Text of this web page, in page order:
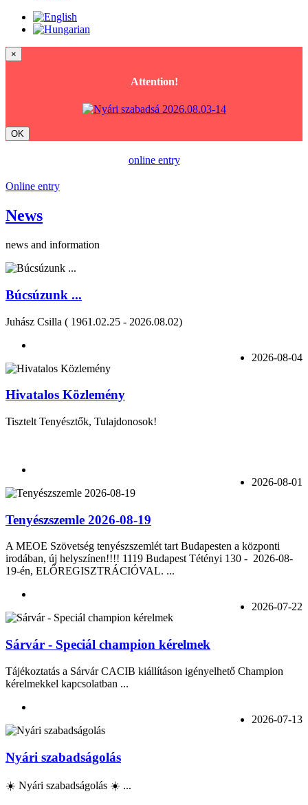
×
Attention!
OK
online entry
Online entry
News
news and information
Búcsúzunk ...
Juhász Csilla ( 1961.02.25 - 2026.08.02)
2026-08-04
Hivatalos Közlemény
Tisztelt Tenyésztők, Tulajdonosok!
2026-08-01
Tenyészszemle 2026-08-19
A MEOE Szövetség tenyészszemlét tart Budapesten a központi
irodában, új helyszínen!!!! 1119 Budapest Tétényi 130 - 2026-08-
19-én, ELŐREGISZTRÁCIÓVAL. ...
2026-07-22
Sárvár - Speciál champion kérelmek
Tájékoztatás a Sárvár CACIB kiállításon igényelhető Champion
kérelmekkel kapcsolatban ...
2026-07-13
Nyári szabadságolás
☀️ Nyári szabadságolás ☀️ ...